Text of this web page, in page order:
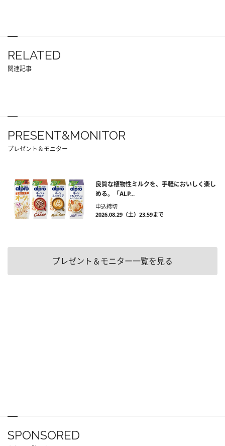
RELATED
関連記事
PRESENT&MONITOR
プレゼント＆モニター
良質な植物性ミルクを、手軽においしく楽し
める。「ALP...
申込締切
2026.08.29（土）23:59まで
プレゼント＆モニター一覧を見る
SPONSORED